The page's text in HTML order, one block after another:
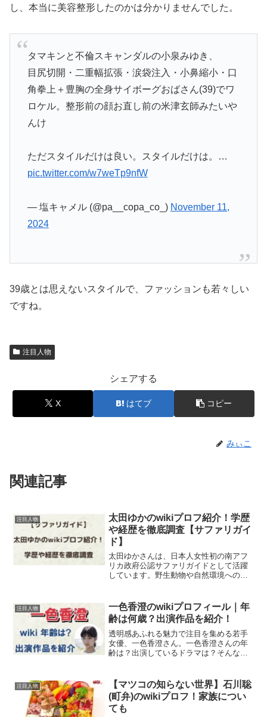
し、本当に美容整形したのかは分かりませんでした。
タマキンと不倫スキャンダルの小泉みゆき、
目尻切開・二重幅拡張・涙袋注入・小鼻縮小・口
角拳上＋豊胸の全身サイボーグおばさん(39)でワ
ロケル。整形前の顔お直し前の米津玄師みたいや
んけ
ただスタイルだけは良い。スタイルだけは。…
pic.twitter.com/w7weTp9nfW
— 塩キャメル (@pa__copa_co_) November 11,
2024
39歳とは思えないスタイルで、ファッションも若々しい
ですね。
注目人物
シェアする
X はてブ コピー
みぃこ
関連記事
注目人物
太田ゆかのwikiプロフ紹介！学歴
や経歴を徹底調査【サファリガイ
ド】
太田ゆかさんは、日本人女性初の南アフ
リカ政府公認サファリガイドとして活躍
しています。野生動物や自然環境への深
んのwiki風プロフィールをご紹介し、学歴
や経歴を徹底調査し...
注目人物
一色香澄のwikiプロフィール｜年
齢は何歳？出演作品を紹介！
透明感あふれる魅力で注目を集める若手
女優、一色香澄さん。一色香澄さんの年
齢は？出演しているドラマは？そんな疑
ぐにチェックできます。一色香澄さんの
wikiプロフィール引用...
注目人物
【マツコの知らない世界】石川聡
(町弁)のwikiプロフ！家族につい
ても